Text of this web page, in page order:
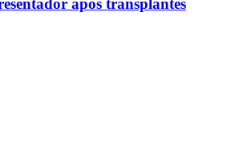
após transplantes